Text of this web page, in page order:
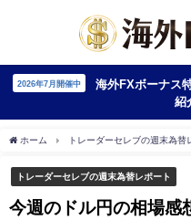
2026年7月開催中
海外FXボーナス
紹
ホーム トレーダーセレブの週末為替
トレーダーセレブの週末為替レポート
今週のドル円の相場感